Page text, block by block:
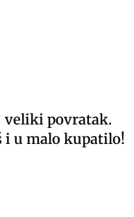
veliki povratak.
i u malo kupatilo!